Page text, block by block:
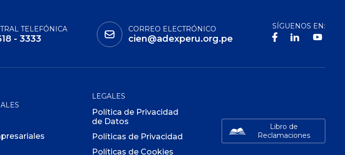
TELEFÓNICA
- 3333
CORREO ELECTRÓNICO
cien@adexperu.org.pe
SÍGUENOS EN:
LEGALES
Política de Privacidad
de Datos
Políticas de Privacidad
Políticas de Cookies
Libro de
Reclamaciones